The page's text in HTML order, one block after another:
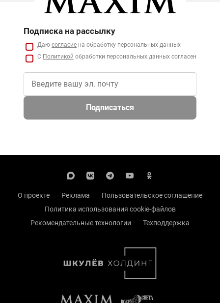
Подписка на рассылку
Даю согласие на обработку персональных данных
С Политикой обработки персональных данных согласен
Подписаться
О проекте Реклама
Пользовательское соглашение
Политика использования cookie-файлов
Рекомендательные технологии
Техподдержка